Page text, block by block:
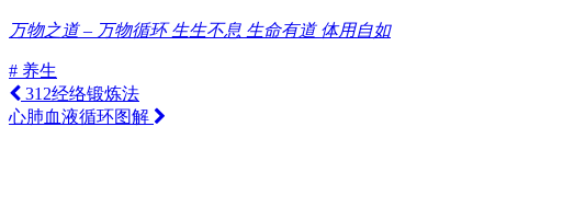
万物之道 – 万物循环 生生不息 生命有道 体用自如
# 养生
312经络锻炼法
心肺血液循环图解